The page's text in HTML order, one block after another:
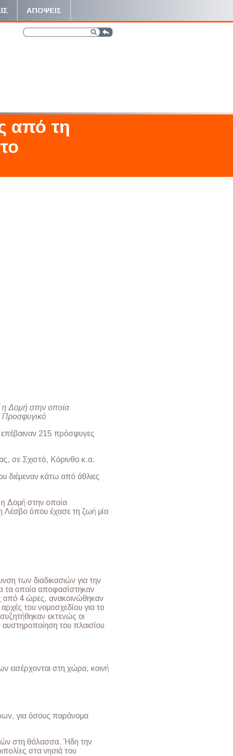
ΑΠΟΨΕΙΣ
από τη
Δομή στην οποία
Προσφυγικό
επέβαιναν 215 πρόσφυγες
σε Σχιστό, Κόρινθο κ.α.
διέμεναν κάτω από άθλιες
Δομή στην οποία
Λέσβο όπου έχασε τη ζωή μία
των διαδικασιών για την
τα οποία αποφασίστηκαν
από 4 ώρες, ανακοινώθηκαν
του νομοσχεδίου για το
εκτενώς οι
αυστηροποίηση του πλαισίου
εισέρχονται στη χώρα, κοινή
για όσους παράνομα
στη θάλασσα. Ήδη την
στα νησιά του